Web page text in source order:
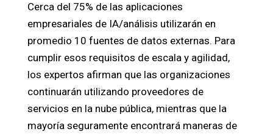
Cerca del 75% de las aplicaciones
empresariales de IA/análisis utilizarán en
promedio 10 fuentes de datos externas. Para
cumplir esos requisitos de escala y agilidad,
los expertos afirman que las organizaciones
continuarán utilizando proveedores de
servicios en la nube pública, mientras que la
mayoría seguramente encontrará maneras de